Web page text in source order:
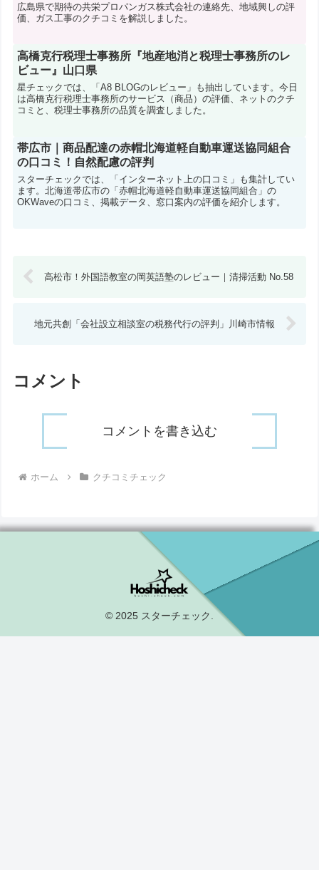
広島県で期待の共栄プロパンガス株式会社の連絡先、地域興しの評
価、ガス工事のクチコミを解説しました。
高橋克行税理士事務所『地産地消と税理士事務所のレ
ビュー』山口県
星チェックでは、「A8 BLOGのレビュー」も抽出しています。今日
は高橋克行税理士事務所のサービス（商品）の評価、ネットのクチ
コミと、税理士事務所の品質を調査しました。
帯広市｜商品配達の赤帽北海道軽自動車運送協同組合
の口コミ！自然配慮の評判
スターチェックでは、「インターネット上の口コミ」も集計してい
ます。北海道帯広市の「赤帽北海道軽自動車運送協同組合」の
OKWaveの口コミ、掲載データ、窓口案内の評価を紹介します。
高松市！外国語教室の岡英語塾のレビュー｜清掃活動 No.58
地元共創「会社設立相談室の税務代行の評判」川崎市情報
コメント
コメントを書き込む
ホーム クチコミチェック
© 2025 スターチェック.